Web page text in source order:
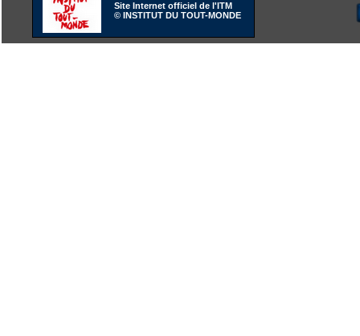
Site Internet officiel de l'ITM
© INSTITUT DU TOUT-MONDE